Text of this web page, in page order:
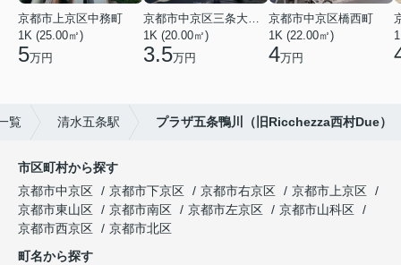
京都市上京区中務町
1K (25.00㎡)
5万円
京都市中京区三条大宮町
1K (20.00㎡)
3.5万円
京都市中京区橋西町
1K (22.00㎡)
4万円
覧 清水五条駅 プラザ五条鴨川（旧Ricchezza西村Due）
市区町村から探す
京都市中京区
京都市下京区 京都市右京区
京都市上京区
京都市東山区
京都市南区 京都市左京区
京都市山科区
京都市西京区
京都市北区
町名から探す